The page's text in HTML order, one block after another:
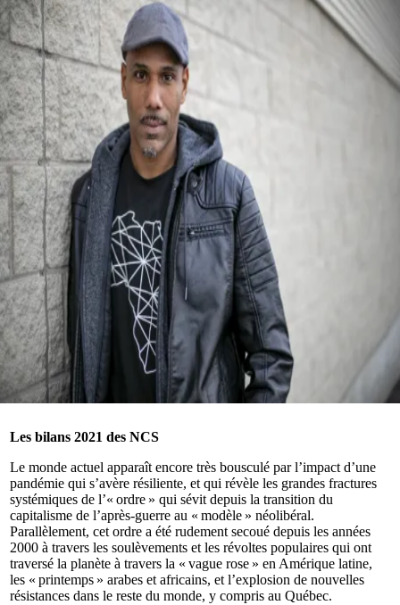
Les bilans 2021 des NCS
Le monde actuel apparaît encore très bousculé par l’impact d’une
pandémie qui s’avère résiliente, et qui révèle les grandes fractures
systémiques de l’« ordre » qui sévit depuis la transition du
capitalisme de l’après-guerre au « modèle » néolibéral.
Parallèlement, cet ordre a été rudement secoué depuis les années
2000 à travers les soulèvements et les révoltes populaires qui ont
traversé la planète à travers la « vague rose » en Amérique latine,
les « printemps » arabes et africains, et l’explosion de nouvelles
résistances dans le reste du monde, y compris au Québec.